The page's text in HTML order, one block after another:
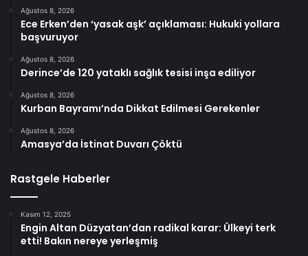
Ağustos 8, 2026
Ece Erken’den ‘yasak aşk’ açıklaması: Hukuki yollara
başvuruyor
Ağustos 8, 2026
Derince’de 120 yataklı sağlık tesisi inşa ediliyor
Ağustos 8, 2026
Kurban Bayramı’nda Dikkat Edilmesi Gerekenler
Ağustos 8, 2026
Amasya’da İstinat Duvarı Çöktü
Rastgele Haberler
Kasım 12, 2025
Engin Altan Düzyatan’dan radikal karar: Ülkeyi terk
etti! Bakın nereye yerleşmiş